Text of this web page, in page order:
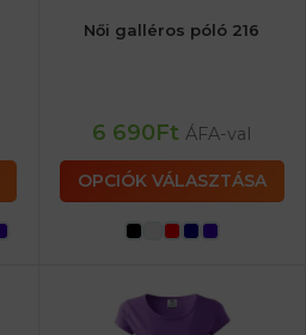
Női galléros póló 216
6 690Ft ÁFA-val
OPCIÓK VÁLASZTÁSA